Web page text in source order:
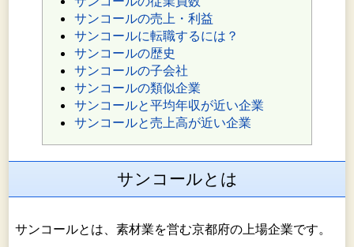
サンコールの売上・利益
サンコールに転職するには？
サンコールの歴史
サンコールの子会社
サンコールの類似企業
サンコールと平均年収が近い企業
サンコールと売上高が近い企業
サンコールとは
サンコールとは、素材業を営む京都府の上場企業です。